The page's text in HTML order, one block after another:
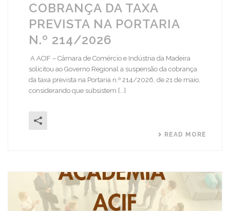
COBRANÇA DA TAXA
PREVISTA NA PORTARIA
N.º 214/2026
A ACIF – Câmara de Comércio e Indústria da Madeira
solicitou ao Governo Regional a suspensão da cobrança
da taxa prevista na Portaria n.º 214/2026, de 21 de maio,
considerando que subsistem [...]
READ MORE